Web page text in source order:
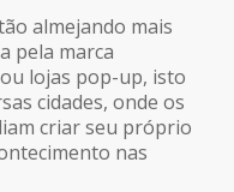
almejando mais
pela marca
lojas pop-up, isto
cidades, onde os
criar seu próprio
nas